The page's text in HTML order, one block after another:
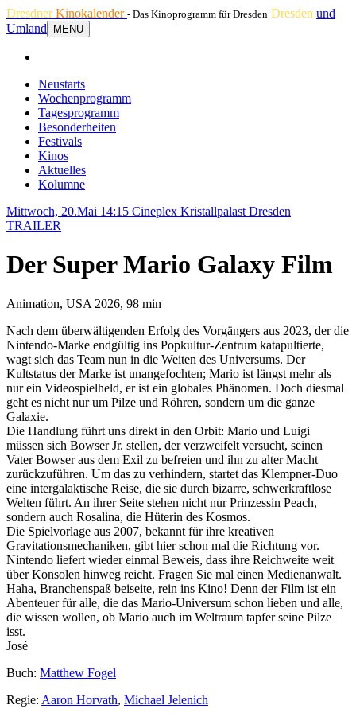
DresdnerKinokalender - Das Kinoprogramm für Dresden Dresden und
Umland
MENU
Neustarts
Wochenprogramm
Tagesprogramm
Besonderheiten
Festivals
Kinos
Aktuelles
Kolumne
Mittwoch, 20.Mai 14:15 Cineplex Kristallpalast Dresden
TRAILER
Der Super Mario Galaxy Film
Animation, USA 2026, 98 min
Nach dem überwältigenden Erfolg des Vorgängers aus 2023, der die
Nintendo-Marke endgültig ins Popkultur-Zentrum katapultierte,
wagt sich das Team nun in die Weiten des Universums. Der
Kultstatus der Marke ist unangefochten; Mario ist längst mehr als
nur ein Videospielheld, er ist ein globales Phänomen. Doch diesmal
geht es nicht nur um Pilze und Röhren, sondern um die ganze
Galaxie.
Die Handlung führt uns direkt in den Orbit: Mario und Luigi
müssen sich Bowser Jr. stellen, der verzweifelt versucht, seinen
Vater Bowser aus dem Exil zu befreien und ihn zu alter Macht
zurückzuführen. Um das zu verhindern, startet das Klempner-Duo
eine intergalaktische Reise, die sie durch bizarre, schwerkraftlose
Welten führt. An ihrer Seite stehen nicht nur Prinzessin Peach,
sondern auch Rosalina, die Hüterin des Kosmos.
Die Spielvorlage aus 2007, bekannt für ihre kreativen
Gravitationsmechaniken, gibt hier schon mal die Richtung vor.
Nintendo liefert wieder einmal Beweis, dass ihre Reichweite weit
über Konsolen hinweg reicht. Fragen Sie mal einen Medienanwalt.
Haha, Branchenspaß beiseite, rein ins Kino! Denn der Film ist ein
Abenteuer für alle, die das Mario-Universum schon lieben und alle,
die wissen wollen, ob Mario auch im Weltraum tapfer seine Pilze
isst.
José
Buch: Matthew Fogel
Regie: Aaron Horvath, Michael Jelenich